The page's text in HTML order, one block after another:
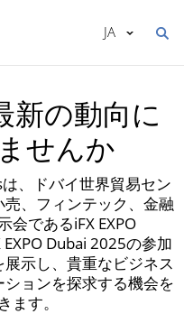
JA
新の動向に
せんか
、ドバイ世界貿易セン
、フィンテック、金融
会であるiFX EXPO
Dubai 2025の参加
示し、貴重なビジネス
ョンを探求する機会を
ます。